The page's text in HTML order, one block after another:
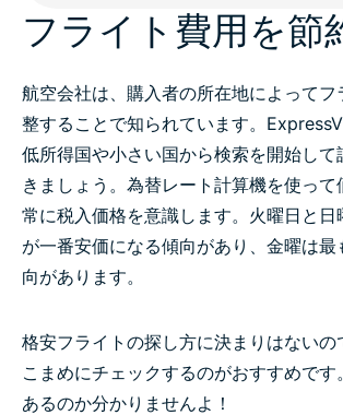
フライト費用を節
航空会社は、購入者の所在地によってフ
整することで知られています。
低所得国や小さい国から検索を開始して
きましょう。為替レート計算機を使って
常に税入価格を意識します。火曜日と日
が一番安価になる傾向があり、金曜は最
向があります。
格安フライトの探し方に決まりはないの
こまめにチェックするのがおすすめで
あるのか分かりませんよ！